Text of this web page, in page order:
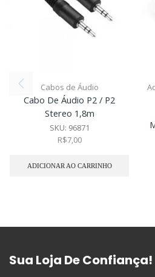
Cabos de Áudio
Cabo De Áudio P2 / P2
Stereo 1,8m
SKU: 96871
R$7,00
ADICIONAR AO CARRINHO
Sua Loja De Confiança!